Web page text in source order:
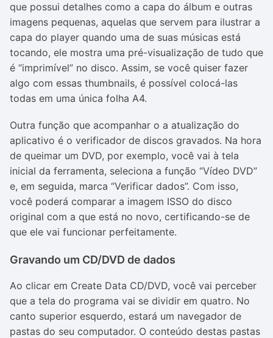
que possui detalhes como a capa do álbum e outras
imagens pequenas, aquelas que servem para ilustrar a
capa do player quando uma de suas músicas está
tocando, ele mostra uma pré-visualização de tudo que
é “imprimível” no disco. Assim, se você quiser fazer
algo com essas thumbnails, é possível colocá-las
todas em uma única folha A4.
Outra função que acompanhar o a atualização do
aplicativo é o verificador de discos gravados. Na hora
de queimar um DVD, por exemplo, você vai à tela
inicial da ferramenta, seleciona a função “Vídeo DVD”
e, em seguida, marca “Verificar dados”. Com isso,
você poderá comparar a imagem ISSO do disco
original com a que está no novo, certificando-se de
que ele vai funcionar perfeitamente.
Gravando um CD/DVD de dados
Ao clicar em Create Data CD/DVD, você vai perceber
que a tela do programa vai se dividir em quatro. No
canto superior esquerdo, estará um navegador de
pastas do seu computador. O conteúdo destas pastas